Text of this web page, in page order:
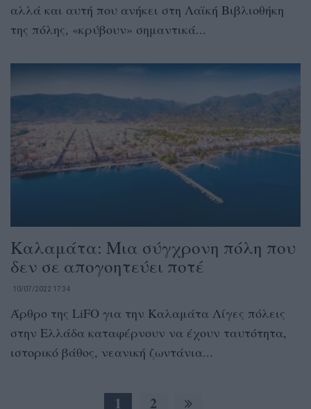
αλλά και αυτή που ανήκει στη Λαϊκή Βιβλιοθήκη
της πόλης, «κρύβουν» σημαντικά...
Καλαμάτα: Μια σύγχρονη πόλη που
δεν σε απογοητεύει ποτέ
10/07/2022 17:34
Άρθρο της LiFO για την Καλαμάτα Λίγες πόλεις
στην Ελλάδα καταφέρνουν να έχουν ταυτότητα,
ιστορικό βάθος, νεανική ζωντάνια...
1 2